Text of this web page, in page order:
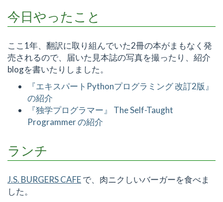
今日やったこと
ここ1年、翻訳に取り組んでいた2冊の本がまもなく発
売されるので、届いた見本誌の写真を撮ったり、紹介
blogを書いたりしました。
『エキスパートPythonプログラミング 改訂2版』
の紹介
『独学プログラマー』 The Self-Taught
Programmer の紹介
ランチ
J.S. BURGERS CAFEで、肉ニクしいバーガーを食べま
した。